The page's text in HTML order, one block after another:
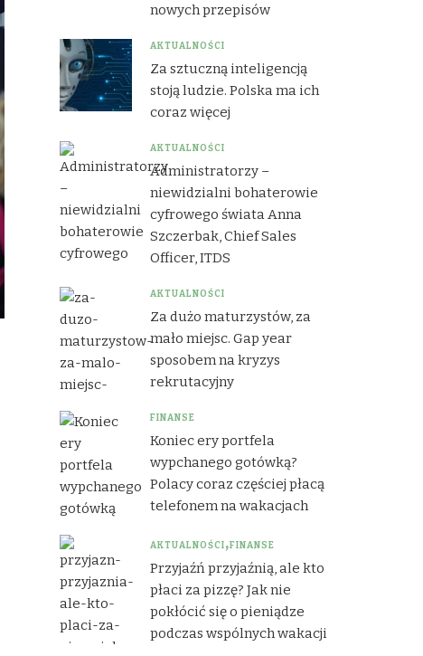
nowych przepisów
AKTUALNOŚCI
Za sztuczną inteligencją
stoją ludzie. Polska ma ich
coraz więcej
AKTUALNOŚCI
Administratorzy –
niewidzialni bohaterowie
cyfrowego świata Anna
Szczerbak, Chief Sales
Officer, ITDS
AKTUALNOŚCI
Za dużo maturzystów, za
mało miejsc. Gap year
sposobem na kryzys
rekrutacyjny
FINANSE
Koniec ery portfela
wypchanego gotówką?
Polacy coraz częściej płacą
telefonem na wakacjach
AKTUALNOŚCI FINANSE
Przyjaźń przyjaźnią, ale kto
płaci za pizzę? Jak nie
pokłócić się o pieniądze
podczas wspólnych wakacji